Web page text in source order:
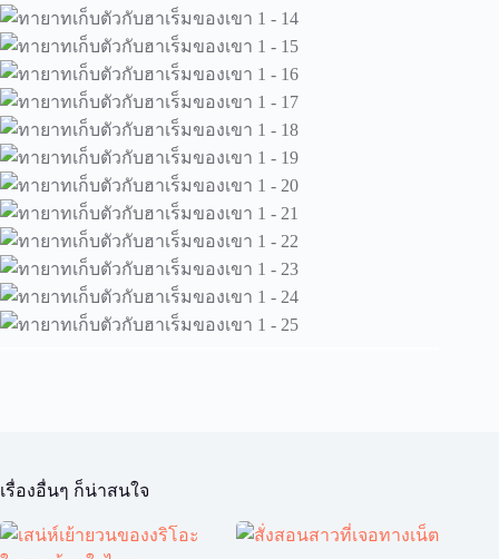
เรื่องอื่นๆ ก็น่าสนใจ